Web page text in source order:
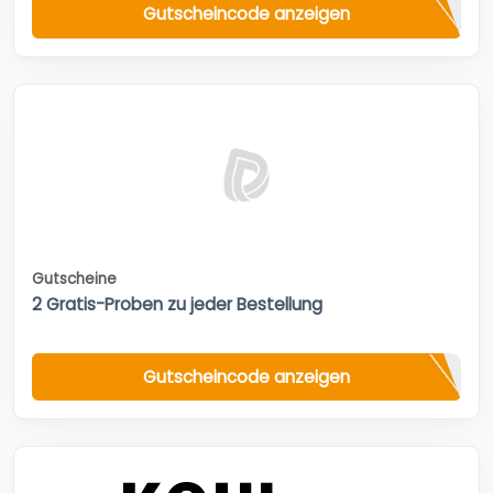
Gutscheincode anzeigen
Gutscheine
2 Gratis-Proben zu jeder Bestellung
Gutscheincode anzeigen